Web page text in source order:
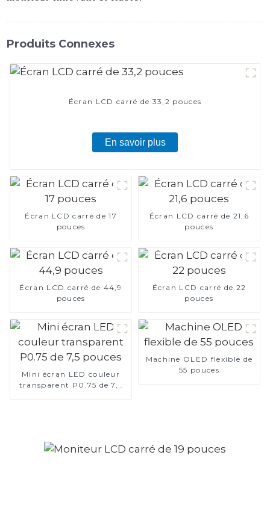
Produits Connexes
Écran LCD carré de 33,2 pouces
En savoir plus
Écran LCD carré de 17
pouces
Écran LCD carré de 21,6
pouces
Écran LCD carré de 44,9
pouces
Écran LCD carré de 22
pouces
Mini écran LED couleur
transparent P0.75 de 7,5
Machine OLED flexible de
55 pouces